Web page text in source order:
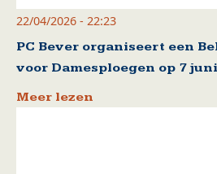
22/04/2026 - 22:23
PC Bever organiseert een
voor Damesploegen op 7 juni
Meer lezen